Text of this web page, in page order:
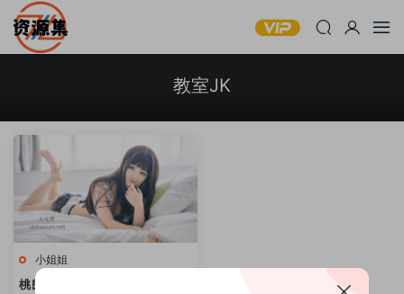
教室JK
小姐姐
桃良阿宅 – 可爱妹子写真合集 [持